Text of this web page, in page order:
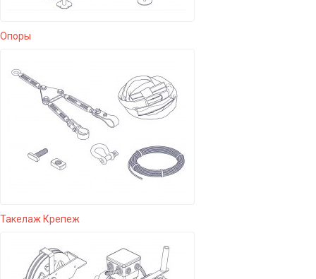
Опоры
Такелаж Крепеж